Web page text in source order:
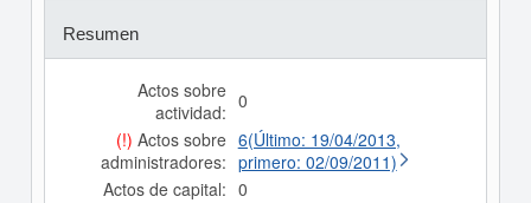
Resumen
Actos sobre
actividad: 0
(!) Actos sobre
administradores:
6(Último: 19/04/2013,
primero: 02/09/2011)
Actos de capital: 0